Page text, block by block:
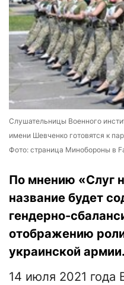
Слушательницы Военного
имени Шевченко готовятся к
Фото: страница Минобороны в
По мнению «Слуг
название будет
гендерно-
отображению
украинской армии.
14 июля 2021 года